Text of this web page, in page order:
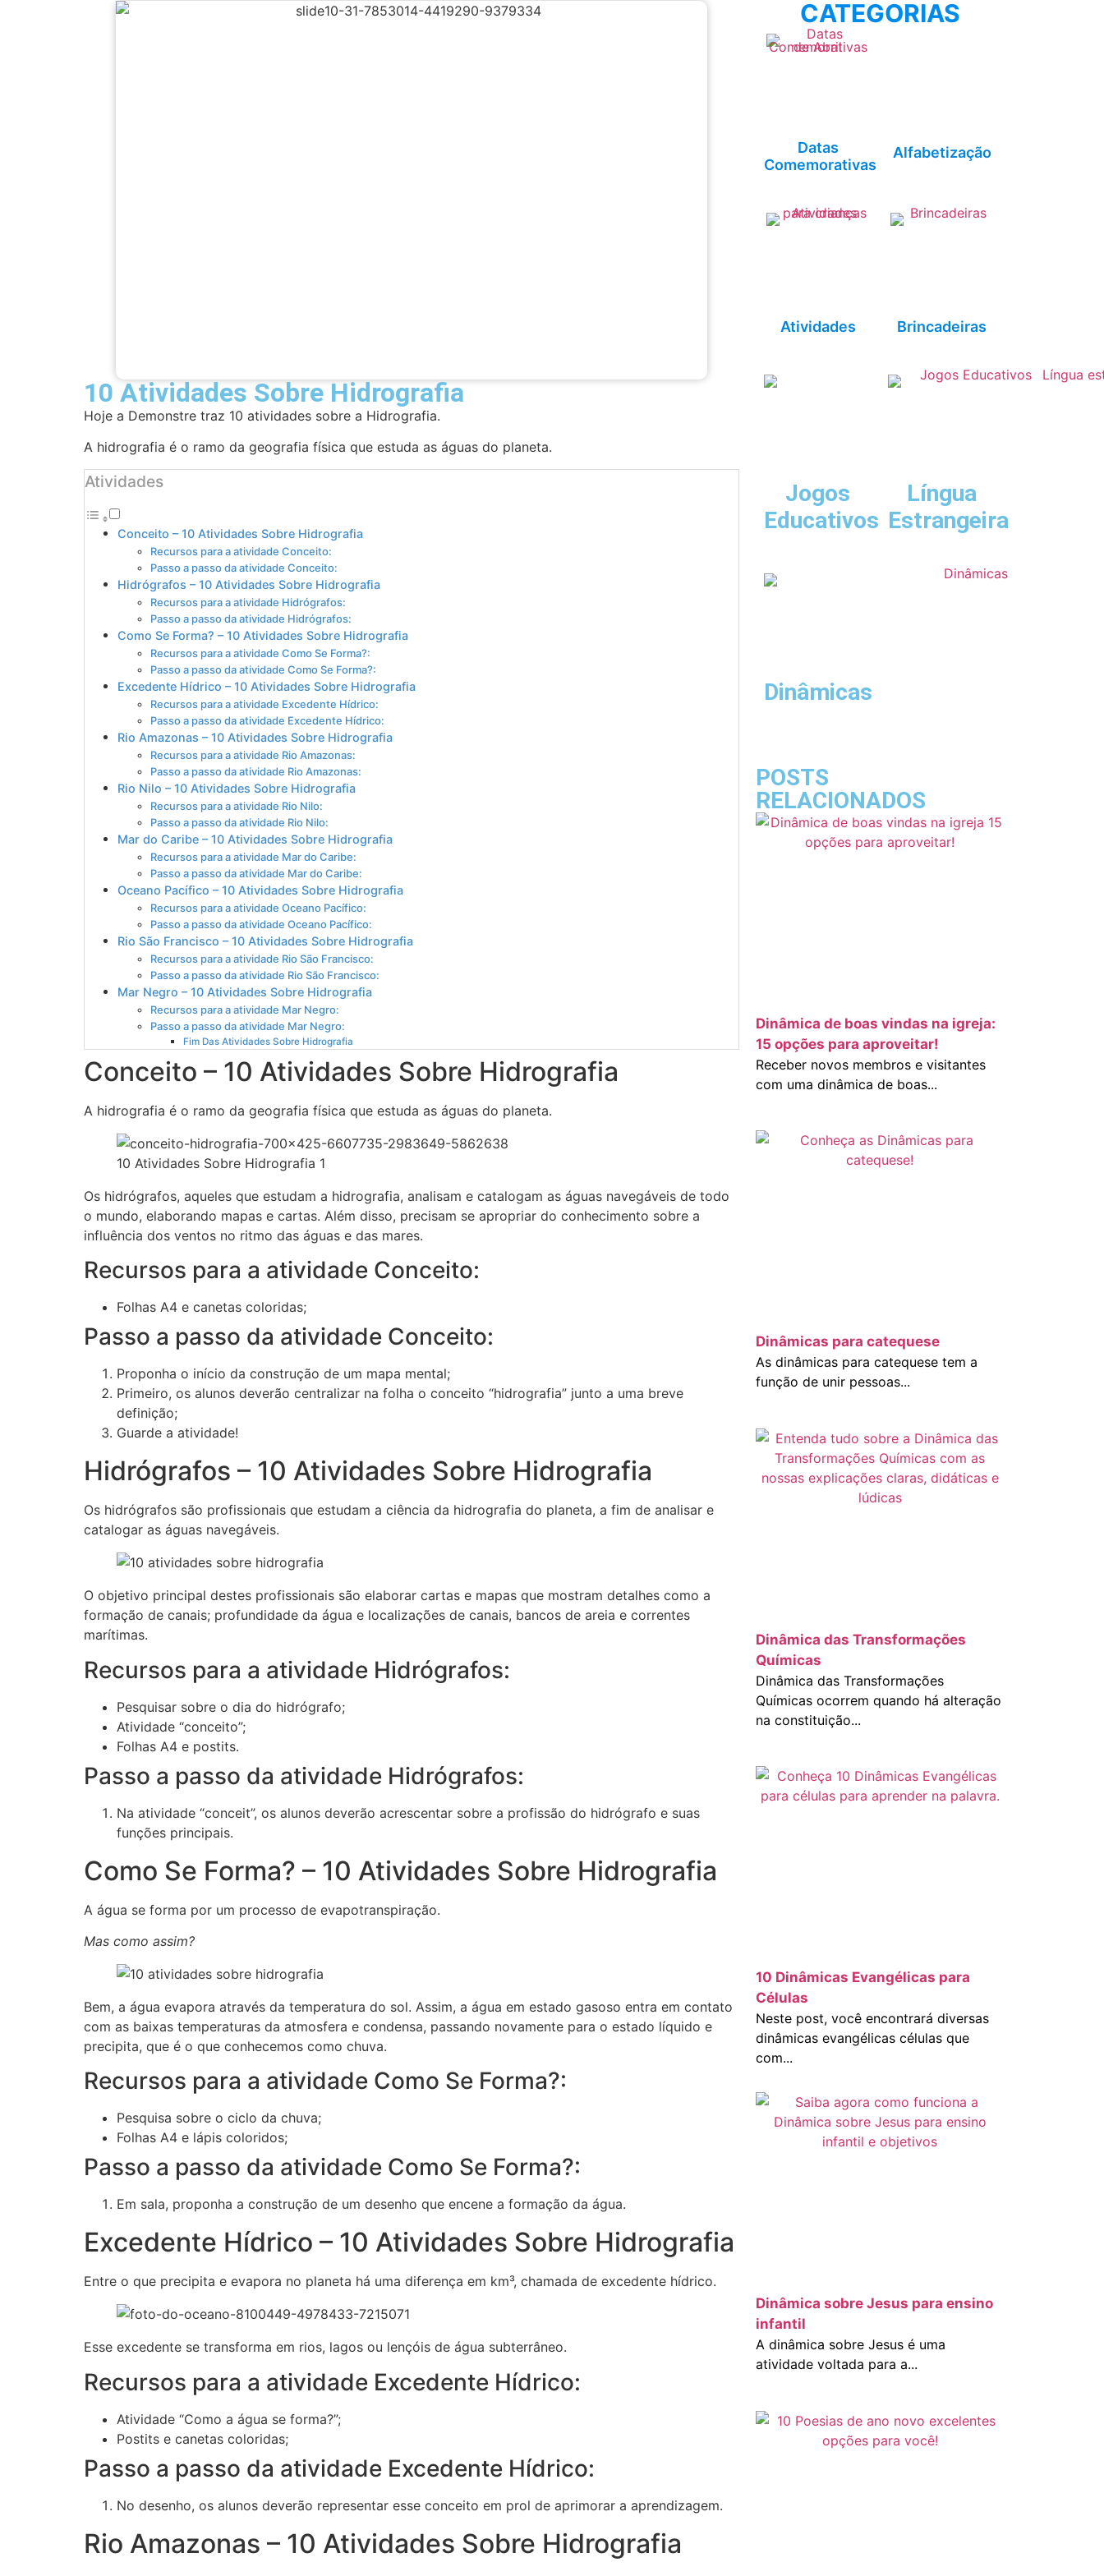
10 Atividades Sobre Hidrografia
Hoje a Demonstre traz 10 atividades sobre a Hidrografia.
A hidrografia é o ramo da geografia física que estuda as águas do planeta.
Atividades
Conceito – 10 Atividades Sobre Hidrografia
Recursos para a atividade Conceito:
Passo a passo da atividade Conceito:
Hidrógrafos – 10 Atividades Sobre Hidrografia
Recursos para a atividade Hidrógrafos:
Passo a passo da atividade Hidrógrafos:
Como Se Forma? – 10 Atividades Sobre Hidrografia
Recursos para a atividade Como Se Forma?:
Passo a passo da atividade Como Se Forma?:
Excedente Hídrico – 10 Atividades Sobre Hidrografia
Recursos para a atividade Excedente Hídrico:
Passo a passo da atividade Excedente Hídrico:
Rio Amazonas – 10 Atividades Sobre Hidrografia
Recursos para a atividade Rio Amazonas:
Passo a passo da atividade Rio Amazonas:
Rio Nilo – 10 Atividades Sobre Hidrografia
Recursos para a atividade Rio Nilo:
Passo a passo da atividade Rio Nilo:
Mar do Caribe – 10 Atividades Sobre Hidrografia
Recursos para a atividade Mar do Caribe:
Passo a passo da atividade Mar do Caribe:
Oceano Pacífico – 10 Atividades Sobre Hidrografia
Recursos para a atividade Oceano Pacífico:
Passo a passo da atividade Oceano Pacífico:
Rio São Francisco – 10 Atividades Sobre Hidrografia
Recursos para a atividade Rio São Francisco:
Passo a passo da atividade Rio São Francisco:
Mar Negro – 10 Atividades Sobre Hidrografia
Recursos para a atividade Mar Negro:
Passo a passo da atividade Mar Negro:
Fim Das Atividades Sobre Hidrografia
Conceito – 10 Atividades Sobre Hidrografia
A hidrografia é o ramo da geografia física que estuda as águas do planeta.
10 Atividades Sobre Hidrografia 1
Os hidrógrafos, aqueles que estudam a hidrografia, analisam e catalogam as águas navegáveis de todo
o mundo, elaborando mapas e cartas. Além disso, precisam se apropriar do conhecimento sobre a
influência dos ventos no ritmo das águas e das mares.
Recursos para a atividade Conceito:
Folhas A4 e canetas coloridas;
Passo a passo da atividade Conceito:
Proponha o início da construção de um mapa mental;
Primeiro, os alunos deverão centralizar na folha o conceito “hidrografia” junto a uma breve
definição;
Guarde a atividade!
Hidrógrafos – 10 Atividades Sobre Hidrografia
Os hidrógrafos são profissionais que estudam a ciência da hidrografia do planeta, a fim de analisar e
catalogar as águas navegáveis.
O objetivo principal destes profissionais são elaborar cartas e mapas que mostram detalhes como a
formação de canais; profundidade da água e localizações de canais, bancos de areia e correntes
marítimas.
Recursos para a atividade Hidrógrafos:
Pesquisar sobre o dia do hidrógrafo;
Atividade “conceito”;
Folhas A4 e postits.
Passo a passo da atividade Hidrógrafos:
Na atividade “conceit”, os alunos deverão acrescentar sobre a profissão do hidrógrafo e suas
funções principais.
Como Se Forma? – 10 Atividades Sobre Hidrografia
A água se forma por um processo de evapotranspiração.
Mas como assim?
Bem, a água evapora através da temperatura do sol. Assim, a água em estado gasoso entra em contato
com as baixas temperaturas da atmosfera e condensa, passando novamente para o estado líquido e
precipita, que é o que conhecemos como chuva.
Recursos para a atividade Como Se Forma?:
Pesquisa sobre o ciclo da chuva;
Folhas A4 e lápis coloridos;
Passo a passo da atividade Como Se Forma?:
Em sala, proponha a construção de um desenho que encene a formação da água.
Excedente Hídrico – 10 Atividades Sobre Hidrografia
Entre o que precipita e evapora no planeta há uma diferença em km³, chamada de excedente hídrico.
Esse excedente se transforma em rios, lagos ou lençóis de água subterrâneo.
Recursos para a atividade Excedente Hídrico:
Atividade “Como a água se forma?”;
Postits e canetas coloridas;
Passo a passo da atividade Excedente Hídrico:
No desenho, os alunos deverão representar esse conceito em prol de aprimorar a aprendizagem.
Rio Amazonas – 10 Atividades Sobre Hidrografia
CATEGORIAS
Datas
Comemorativas
Alfabetização
Atividades Brincadeiras
Jogos
Educativos
Língua
Estrangeira
Dinâmicas
POSTS
RELACIONADOS
Dinâmica de boas vindas na igreja:
15 opções para aproveitar!
Receber novos membros e visitantes
com uma dinâmica de boas...
Dinâmicas para catequese
As dinâmicas para catequese tem a
função de unir pessoas...
Dinâmica das Transformações
Químicas
Dinâmica das Transformações
Químicas ocorrem quando há alteração
na constituição...
10 Dinâmicas Evangélicas para
Células
Neste post, você encontrará diversas
dinâmicas evangélicas células que
com...
Dinâmica sobre Jesus para ensino
infantil
A dinâmica sobre Jesus é uma
atividade voltada para a...